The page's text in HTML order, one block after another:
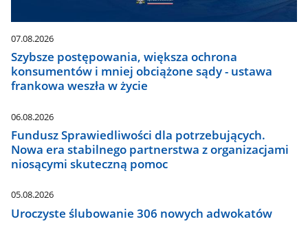
07.08.2026
Szybsze postępowania, większa ochrona
konsumentów i mniej obciążone sądy - ustawa
frankowa weszła w życie
06.08.2026
Fundusz Sprawiedliwości dla potrzebujących.
Nowa era stabilnego partnerstwa z organizacjami
niosącymi skuteczną pomoc
05.08.2026
Uroczyste ślubowanie 306 nowych adwokatów